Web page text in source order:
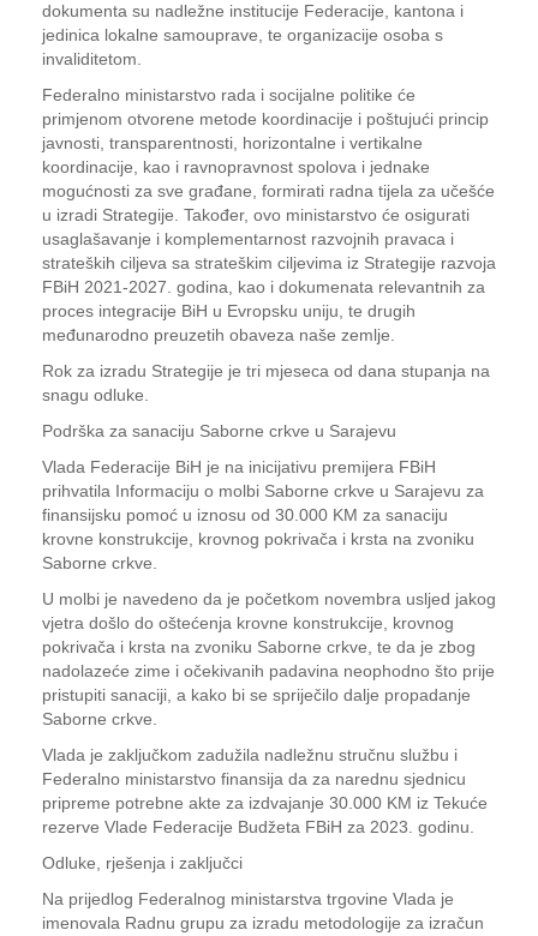
dokumenta su nadležne institucije Federacije, kantona i
jedinica lokalne samouprave, te organizacije osoba s
invaliditetom.
Federalno ministarstvo rada i socijalne politike će
primjenom otvorene metode koordinacije i poštujući princip
javnosti, transparentnosti, horizontalne i vertikalne
koordinacije, kao i ravnopravnost spolova i jednake
mogućnosti za sve građane, formirati radna tijela za učešće
u izradi Strategije. Također, ovo ministarstvo će osigurati
usaglašavanje i komplementarnost razvojnih pravaca i
strateških ciljeva sa strateškim ciljevima iz Strategije razvoja
FBiH 2021-2027. godina, kao i dokumenata relevantnih za
proces integracije BiH u Evropsku uniju, te drugih
međunarodno preuzetih obaveza naše zemlje.
Rok za izradu Strategije je tri mjeseca od dana stupanja na
snagu odluke.
Podrška za sanaciju Saborne crkve u Sarajevu
Vlada Federacije BiH je na inicijativu premijera FBiH
prihvatila Informaciju o molbi Saborne crkve u Sarajevu za
finansijsku pomoć u iznosu od 30.000 KM za sanaciju
krovne konstrukcije, krovnog pokrivača i krsta na zvoniku
Saborne crkve.
U molbi je navedeno da je početkom novembra usljed jakog
vjetra došlo do oštećenja krovne konstrukcije, krovnog
pokrivača i krsta na zvoniku Saborne crkve, te da je zbog
nadolazeće zime i očekivanih padavina neophodno što prije
pristupiti sanaciji, a kako bi se spriječilo dalje propadanje
Saborne crkve.
Vlada je zaključkom zadužila nadležnu stručnu službu i
Federalno ministarstvo finansija da za narednu sjednicu
pripreme potrebne akte za izdvajanje 30.000 KM iz Tekuće
rezerve Vlade Federacije Budžeta FBiH za 2023. godinu.
Odluke, rješenja i zaključci
Na prijedlog Federalnog ministarstva trgovine Vlada je
imenovala Radnu grupu za izradu metodologije za izračun